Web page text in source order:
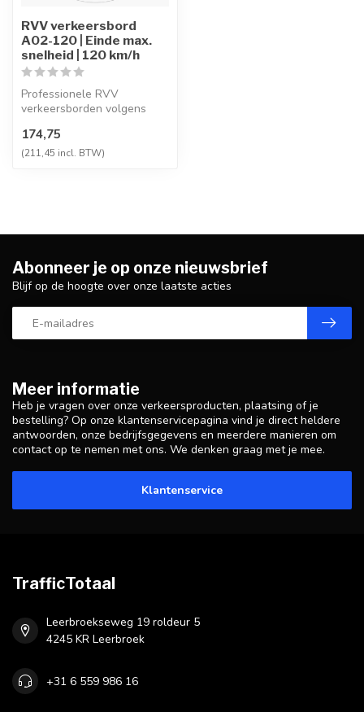
RVV verkeersbord
A02-120 | Einde max.
snelheid | 120 km/h
Professionele RVV
verkeersborden volgens
vervaardigd uit hoogwaa...
174,75
(211,45 incl. BTW)
Meer informatie
Heb je vragen over onze verkeersproducten, plaatsing of je
bestelling? Op onze klantenservicepagina vind je direct heldere
antwoorden, onze bedrijfsgegevens en meerdere manieren om
contact op te nemen met ons. We denken graag met je mee.
Klantenservice
Abonneer je op onze nieuwsbrief
Blijf op de hoogte over onze laatste acties
TrafficTotaal
Leerbroekseweg 19 roldeur 5
4245 KR Leerbroek
+31 6 559 986 16